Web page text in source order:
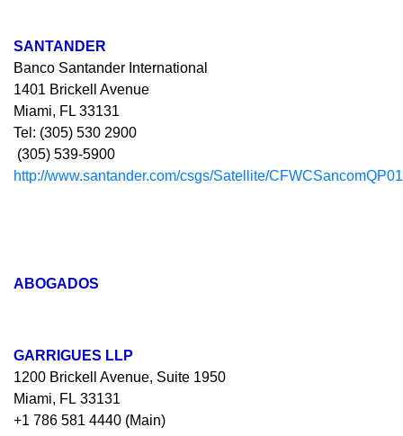
SANTANDER
Banco Santander International
1401 Brickell Avenue
Miami, FL 33131
Tel: (305) 530 2900
(305) 539-5900
http://www.santander.com/csgs/Satellite/
ABOGADOS
GARRIGUES LLP
1200 Brickell Avenue, Suite 1950
Miami, FL 33131
+1 786 581 4440 (Main)